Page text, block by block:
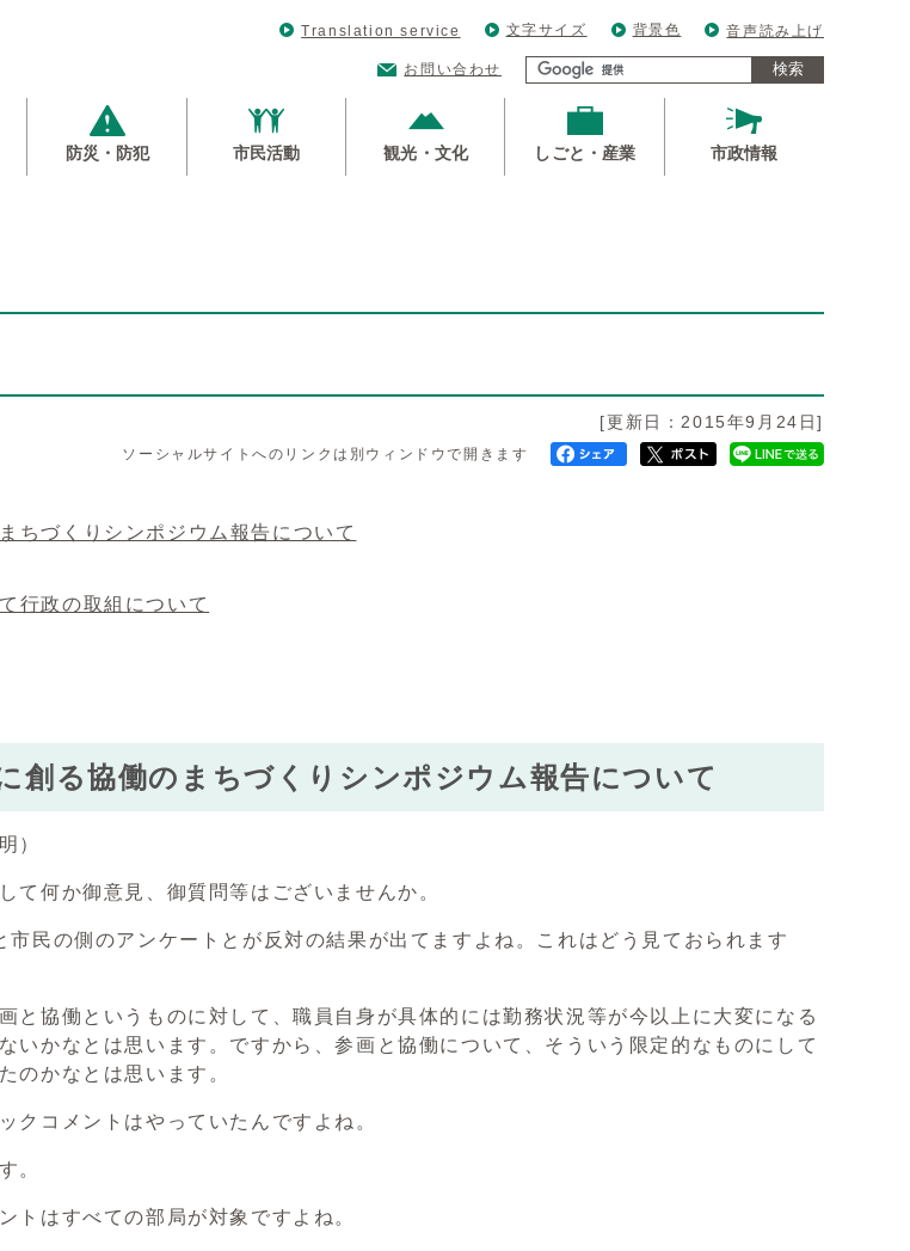
Translation service 文字サイズ 背景色 音声読み上げ
お問い合わせ 検索
防災・防犯 市民活動 観光・文化 しごと・産業 市政情報
[更新日：2015年9月24日]
ソーシャルサイトへのリンクは別ウィンドウで開きます
ちづくりシンポジウム報告について
行政の取組について
創る協働のまちづくりシンポジウム報告について
）
て何か御意見、御質問等はございませんか。
民の側のアンケートとが反対の結果が出てますよね。これはどう見ておられます
と協働というものに対して、職員自身が具体的には勤務状況等が今以上に大変になる
いかなとは思います。ですから、参画と協働について、そういう限定的なものにして
のかなとは思います。
クコメントはやっていたんですよね。
。
トはすべての部局が対象ですよね。